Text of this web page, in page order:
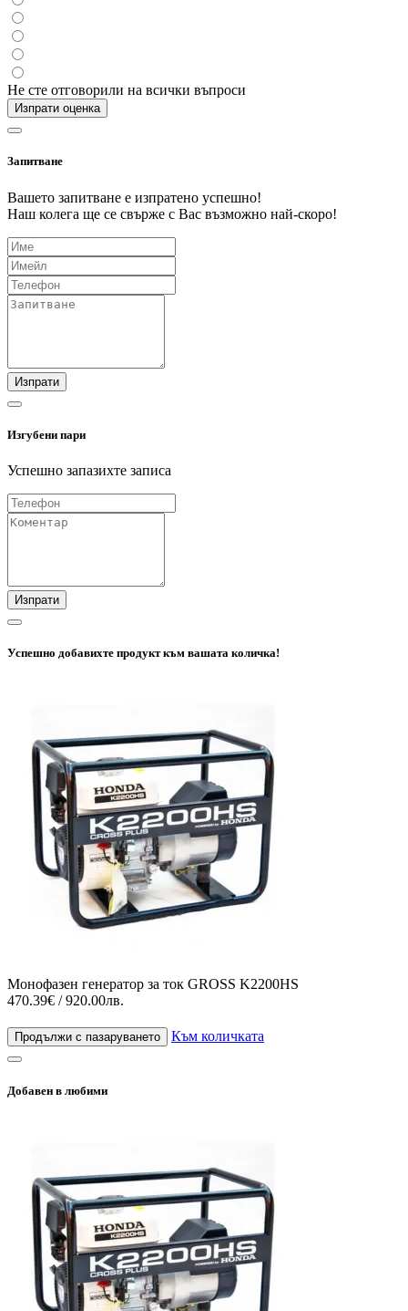
Не сте отговорили на всички въпроси
Изпрати оценка
Запитване
Вашето запитване е изпратено успешно!
Наш колега ще се свърже с Вас възможно най-скоро!
Изпрати
Изгубени пари
Успешно запазихте записа
Изпрати
Успешно добавихте продукт към вашата количка!
Монофазен генератор за ток GROSS K2200HS
470.39€ / 920.00лв.
Продължи с пазаруването Към количката
Добавен в любими